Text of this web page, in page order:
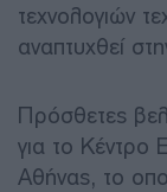
τεχνολογιών
αναπτυχθεί
Πρόσθετες
για το Κέντρο
Αθήνας, το